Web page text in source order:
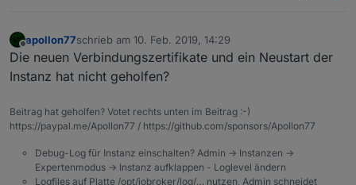
apollon77schrieb am 10. Feb. 2019, 14:29
zuletzt editiert von
Die neuen Verbindungszertifikate und ein Neustart der
Instanz hat nicht geholfen?
Beitrag hat geholfen? Votet rechts unten im Beitrag :-)
https://paypal.me/Apollon77 / https://github.com/sponsors/Apollon77
Debug-Log für Instanz einschalten? Admin -> Instanzen ->
Expertenmodus -> Instanz aufklappen - Loglevel ändern
Logfiles auf Platte /opt/iobroker/log/… nutzen, Admin schneidet